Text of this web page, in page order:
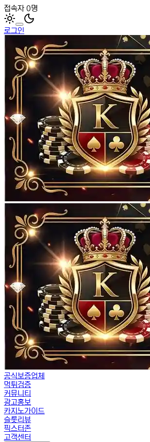
접속자 0명
로그인
공식보증업체
먹튀검증
커뮤니티
광고홍보
카지노가이드
슬롯리뷰
픽스터존
고객센터